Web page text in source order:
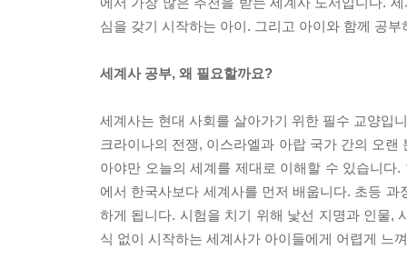
심을 갖기 시작하는 아이. 그리고 아이와 함께 공
세계사 공부, 왜 필요할까요?
세계사는 현대 사회를 살아가기 위한 필수 교양입
크라이나의 전쟁, 이스라엘과 아랍 국가 간의 오
아야만 오늘의 세계를 제대로 이해할 수 있습니
에서 한국사보다 세계사를 먼저 배웁니다. 초등
하게 됩니다. 시험을 치기 위해 낯선 지명과 인물,
식 없이 시작하는 세계사가 아이들에게 어렵게 느